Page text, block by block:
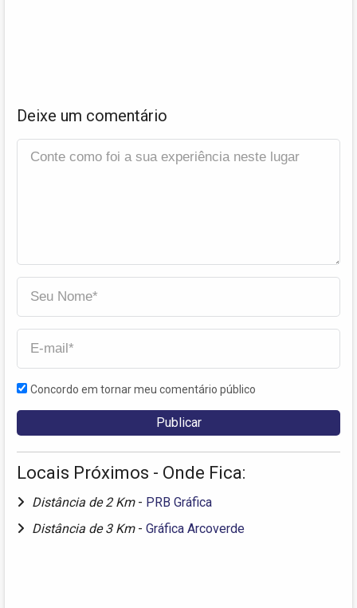
Deixe um comentário
Concordo em tornar meu comentário público
Locais Próximos - Onde Fica:
Distância de 2 Km - PRB Gráfica
Distância de 3 Km - Gráfica Arcoverde